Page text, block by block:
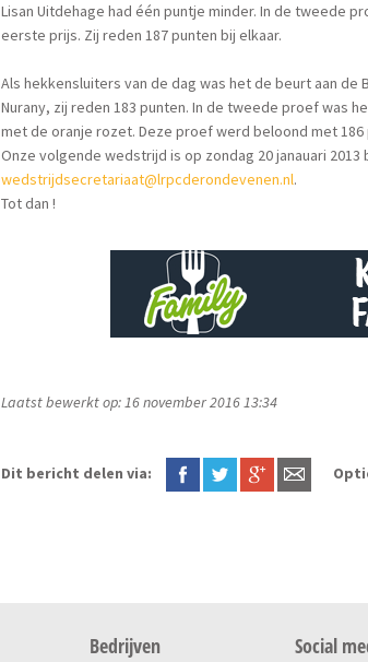
Lisan Uitdehage had één puntje minder. In de tweede
eerste prijs. Zij reden 187 punten bij elkaar.
Als hekkensluiters van de dag was het de beurt aan
Nurany, zij reden 183 punten. In de tweede proef was
met de oranje rozet. Deze proef werd beloond met 186
Onze volgende wedstrijd is op zondag 20 janauari
wedstrijdsecretariaat@lrpcderondevenen.nl.
Tot dan !
Laatst bewerkt op: 16 november 2016 13:34
Dit bericht delen via:
Bedrijven Social